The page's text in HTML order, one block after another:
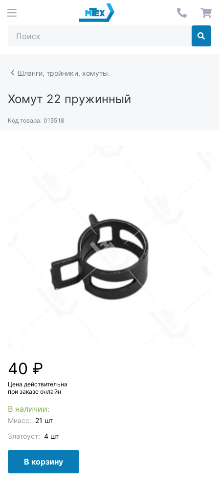
Шланги, тройники, хомуты.
Хомут 22 пружинный
Код товара: 015518
40 ₽
Цена действительна
при заказе онлайн
В наличии:
Миасс: 21 шт
Златоуст: 4 шт
В корзину